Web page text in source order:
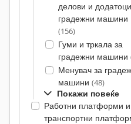
делови и
градежни машини
(156)
Гуми и тркала за
градежни машини
Менувач за
машини (48)
Покажи повеќе
Работни платформи и
транспортни